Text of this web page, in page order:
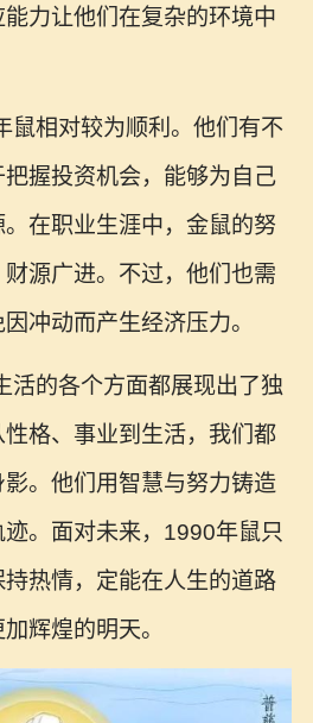
力让他们在复杂的环境中
鼠相对较为顺利。他们有不
握投资机会，能够为自己
在职业生涯中，金鼠的努
源广进。不过，他们也需
冲动而产生经济压力。
活的各个方面都展现出了独
格、事业到生活，我们都
。他们用智慧与努力铸造
。面对未来，1990年鼠只
热情，定能在人生的道路
辉煌的明天。